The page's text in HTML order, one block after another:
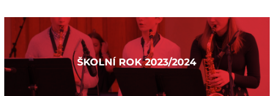
ŠKOLNÍ ROK 2023/2024